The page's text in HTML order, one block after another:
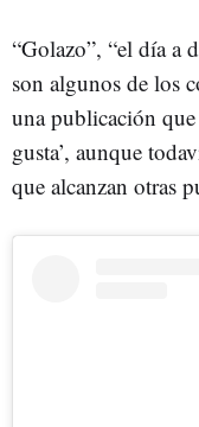
“Golazo”, “el día a
son algunos de los
una publicación
gusta’, aunque
que alcanzan otras